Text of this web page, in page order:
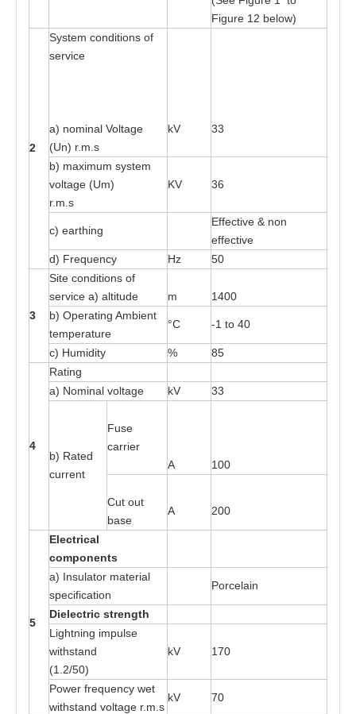
Figure 12 below)
2
System conditions of
service
a) nominal Voltage
(Un) r. m .s
kV 33
b) maximum system
voltage (Um)
r. m s
KV 36
c) earthing
Effective & non
effective
d) Frequency Hz 50
3
Site conditions of
service a) altitude m 1400
b) Operating Ambient
temperature
°C -1 to 40
c) Humidity % 85
4
Rating
a) Nominal voltage kV 33
b) Rated
current
Fuse
carrier
A
100
Cut out
base
A 200
5
Electrical
components
a) Insulator material
specification
Porcelain
Dielectric strength
L ightning impulse
withstand
(1.2/50)
kV 170
Power frequency wet
withstand voltage r. m .s
kV 70